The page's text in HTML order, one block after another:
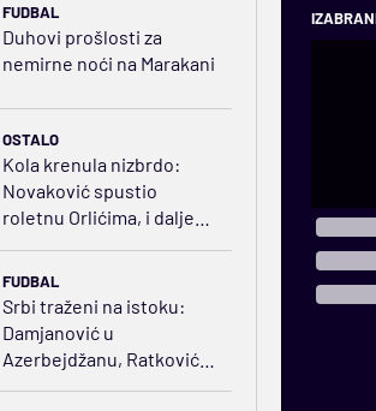
FUDBAL
Duhovi prošlosti za
nemirne noći na Marakani
OSTALO
Kola krenula nizbrdo:
Novaković spustio
roletnu Orlićima, i dalje
FUDBAL
Srbi traženi na istoku:
Damjanović u
Azerbejdžanu, Ratković u
Belorusiji